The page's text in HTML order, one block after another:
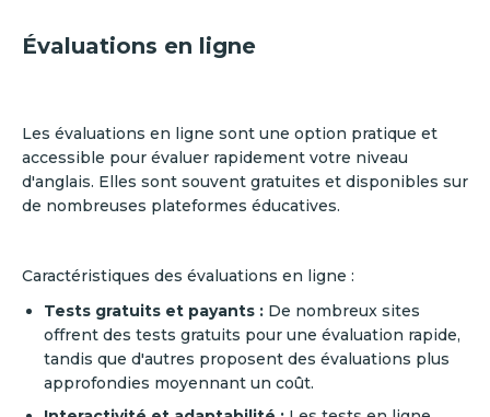
Évaluations en ligne
Les évaluations en ligne sont une option pratique et
accessible pour évaluer rapidement votre niveau
d'anglais. Elles sont souvent gratuites et disponibles sur
de nombreuses plateformes éducatives.
Caractéristiques des évaluations en ligne :
Tests gratuits et payants : De nombreux sites
offrent des tests gratuits pour une évaluation rapide,
tandis que d'autres proposent des évaluations plus
approfondies moyennant un coût.